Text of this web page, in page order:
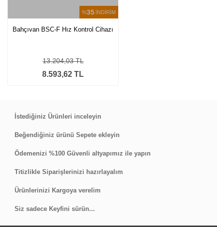
%35 İNDİRİM
Bahçıvan BSC-F Hız Kontrol Cihazı
8.593,62 TL
13.204,03 TL
İstediğiniz Ürünleri inceleyin
Beğendiğiniz ürünü Sepete ekleyin
Ödemenizi %100 Güvenli altyapımız ile yapın
Titizlikle Siparişlerinizi hazırlayalım
Ürünlerinizi Kargoya verelim
Siz sadece Keyfini sürün...